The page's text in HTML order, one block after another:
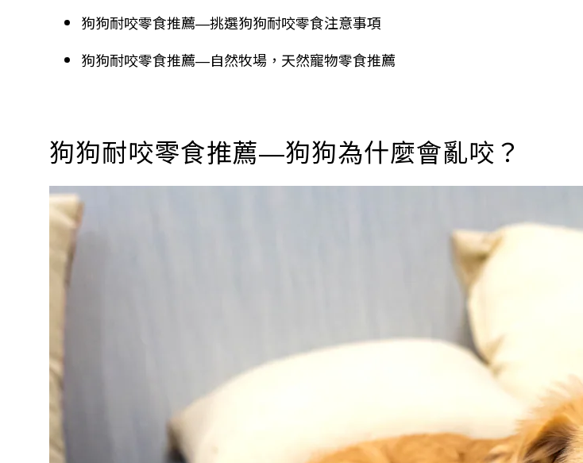
狗狗耐咬零食推薦—挑選狗狗耐咬零食注意事項
狗狗耐咬零食推薦—自然牧場，天然寵物零食推薦
狗狗耐咬零食推薦—狗狗為什麼會亂咬？